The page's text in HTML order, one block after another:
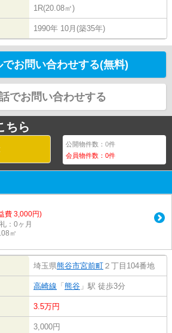
1R(20.08㎡)
1990年 10月(築35年)
でお問い合わせする(無料)
でお問い合わせする
ちら
公開物件数：0件
会員物件数：0件
費 3,000円)
：0ヶ月
㎡
埼玉県熊谷市宮前町 ２丁目104番地
高崎線 「 熊谷 」駅 徒歩3分
3.5万円
3,000円